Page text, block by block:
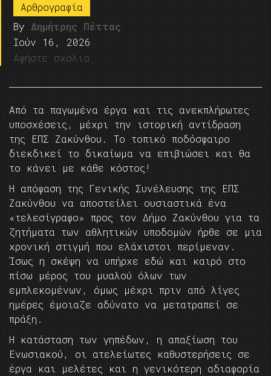
Αρθρογραφία
By Δημήτρης Πέττας
Ιούν 16, 2026
Αφήστε σχόλιο
Από τα παγωμένα έργα και τις ανεκπλήρωτες
υποσχέσεις, μέχρι την ιστορική αντίδραση
της ΕΠΣ Ζακύνθου. Το τοπικό ποδόσφαιρο
διεκδικεί το δικαίωμα να επιβιώσει και θα
το κάνει με κάθε κόστος!
Η απόφαση της Γενικής Συνέλευσης της ΕΠΣ
Ζακύνθου να αποστείλει ουσιαστικά ένα
«τελεσίγραφο» προς τον Δήμο Ζακύνθου για τα
ζητήματα των αθλητικών υποδομών ήρθε σε μια
χρονική στιγμή που ελάχιστοι περίμεναν.
Ίσως η σκέψη να υπήρχε εδώ και καιρό στο
πίσω μέρος του μυαλού όλων των
εμπλεκομένων, όμως μέχρι πριν από λίγες
ημέρες έμοιαζε αδύνατο να μετατραπεί σε
πράξη.
Η κατάσταση των γηπέδων, η απαξίωση του
Ενωσιακού, οι ατελείωτες καθυστερήσεις σε
έργα και μελέτες και η γενικότερη αδιαφορία